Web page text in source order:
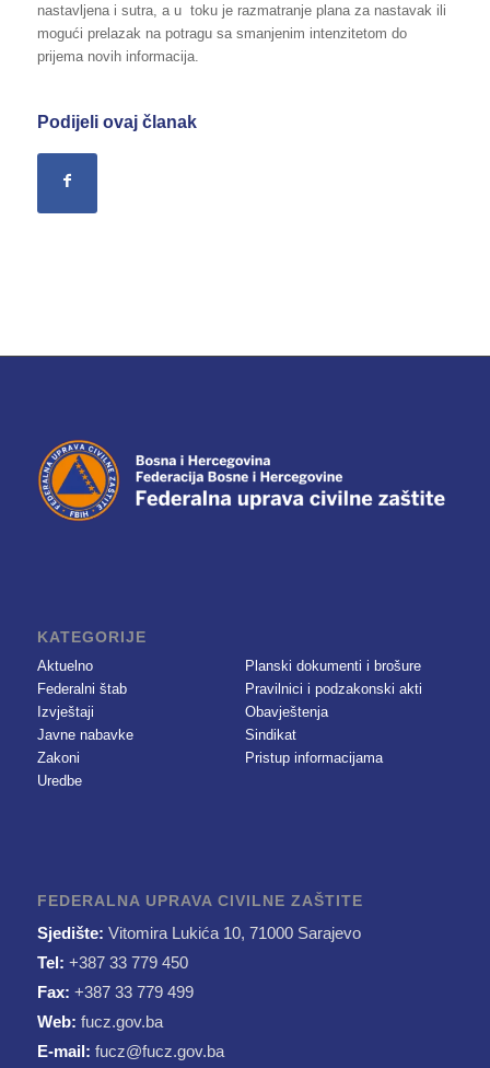
nastavljena i sutra, a u toku je razmatranje plana za nastavak ili
mogući prelazak na potragu sa smanjenim intenzitetom do
prijema novih informacija.
Podijeli ovaj članak
KATEGORIJE
Aktuelno
Federalni štab
Izvještaji
Javne nabavke
Zakoni
Uredbe
Planski dokumenti i brošure
Pravilnici i podzakonski akti
Obavještenja
Sindikat
Pristup informacijama
FEDERALNA UPRAVA CIVILNE ZAŠTITE
Sjedište: Vitomira Lukića 10, 71000 Sarajevo
Tel: +387 33 779 450
Fax: +387 33 779 499
Web: fucz.gov.ba
E-mail: fucz@fucz.gov.ba